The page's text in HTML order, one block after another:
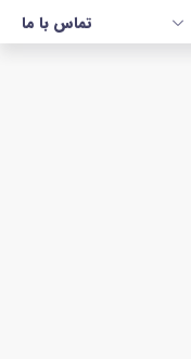
تماس با ما